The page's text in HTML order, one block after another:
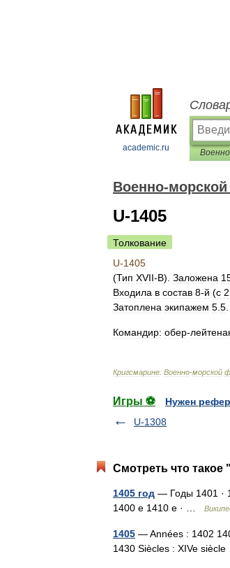
academic.ru
Военно-
U-1405
Толкование
U-1405
(Тип XVII-B). Заложена
Входила в состав 8-й (с
Затоплена экипажем 5 5
Командир: обер-
Кригсмарине Военно-морской
Игры ⚽
Нужен
U-1308
Смотреть что такое
1405 год — Годы 1401 ·
1400 е 1410 е · …
1405 — Années : 1402
1430 Siècles : XIVe